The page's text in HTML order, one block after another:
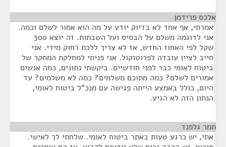
אלכס פרידמן
אמרתי, אף אחד לא בדיוק יודע על מה הוא אמור לשלם וכמה.
אני לדוגמה משלם על הבסיס ועל השבתות. זה יוצא 300
שקל לפי האחוז החדש, אז לא צריך ללכת רחוק מידי. אני
חייב לציין עובדה לפרוטוקול. אני פניתי למחלקת המחקר של
ביטוח לאומי כבר לפני חודשיים. ביקשתי נתונים, כמה אנשים
אמורים לשלם? כמה מתוכם משלמים? כמה לא משלמים? עד
היום, כולל באמצע הייתה פגישה עם מנכ"ל ביטוח לאומי,
הנתון הזה לא הגיע.
תמר גלפנד
אתי, יש כרגע טעות באתר ביטוח לאומי. שלחתי לך לאישי.